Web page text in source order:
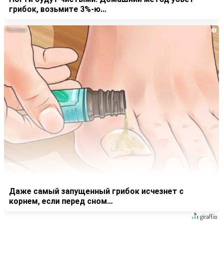
грибок, возьмите 3%-ю…
i
Даже самый запущенный грибок исчезнет с
корнем, если перед сном…